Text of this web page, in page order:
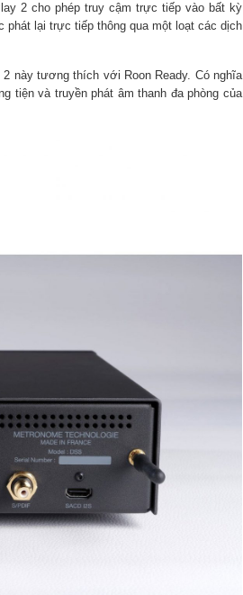
2 cho phép truy cậm trực tiếp vào bất kỳ
phát lại trực tiếp thông qua một loạt các dịch
này tương thích với Roon Ready. Có nghĩa
tiện và truyền phát âm thanh đa phòng của